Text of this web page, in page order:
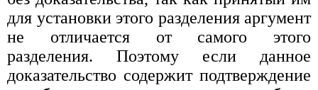
для установки этого разделения аргумент
не отличается от самого этого
разделения. Поэтому если данное
доказательство содержит подтверждение